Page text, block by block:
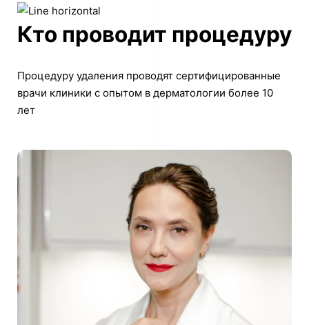
Кто проводит процедуру
Процедуру удаления проводят сертифицированные
врачи клиники с опытом в дерматологии более 10
лет